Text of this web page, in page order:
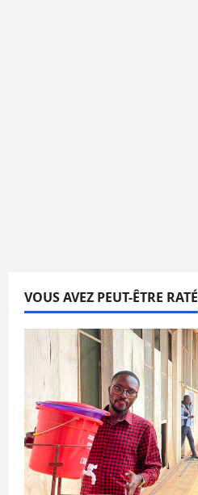
VOUS AVEZ PEUT-ÊTRE RATÉ